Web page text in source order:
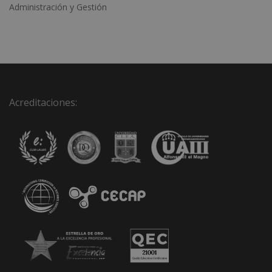
Administración y Gestión
Acreditaciones: